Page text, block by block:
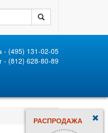
- (495) 131-02-05
- (812) 628-80-89
РАСПРОДАЖА